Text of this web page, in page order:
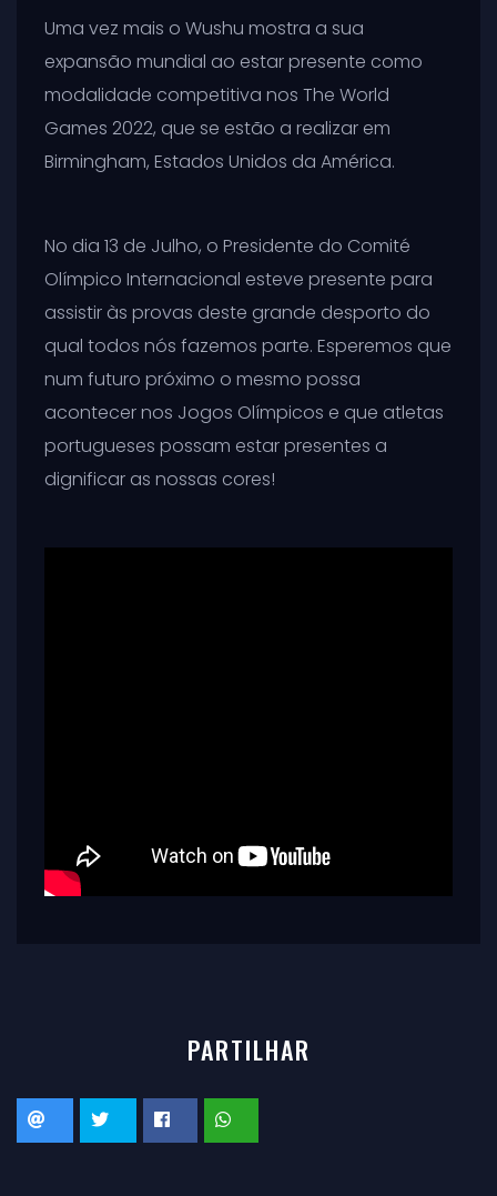
Uma vez mais o Wushu mostra a sua
expansão mundial ao estar presente como
modalidade competitiva nos The World
Games 2022, que se estão a realizar em
Birmingham, Estados Unidos da América.
No dia 13 de Julho, o Presidente do Comité
Olímpico Internacional esteve presente para
assistir às provas deste grande desporto do
qual todos nós fazemos parte. Esperemos que
num futuro próximo o mesmo possa
acontecer nos Jogos Olímpicos e que atletas
portugueses possam estar presentes a
dignificar as nossas cores!
PARTILHAR